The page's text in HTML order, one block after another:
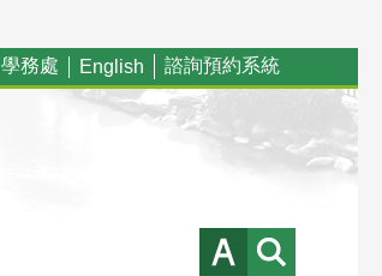
學務處 English 諮詢預約系統